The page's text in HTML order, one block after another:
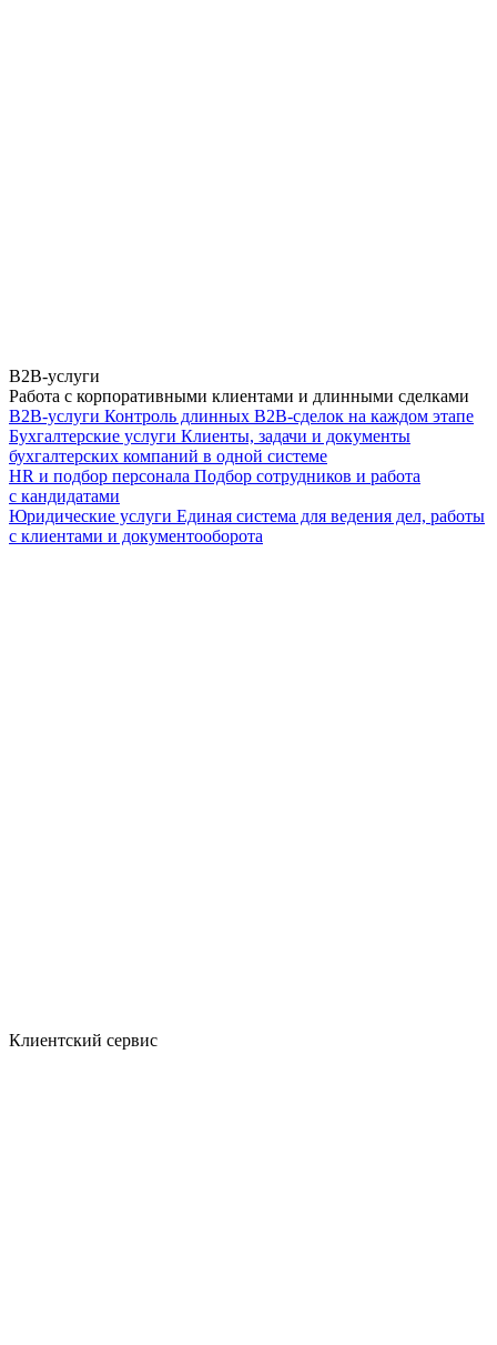
B2B-услуги
Работа с корпоративными клиентами и длинными сделками
B2B-услуги Контроль длинных B2B-сделок на каждом этапе
Бухгалтерские услуги Клиенты, задачи и документы
бухгалтерских компаний в одной системе
HR и подбор персонала Подбор сотрудников и работа
с кандидатами
Юридические услуги Единая система для ведения дел, работы
с клиентами и документооборота
Клиентский сервис